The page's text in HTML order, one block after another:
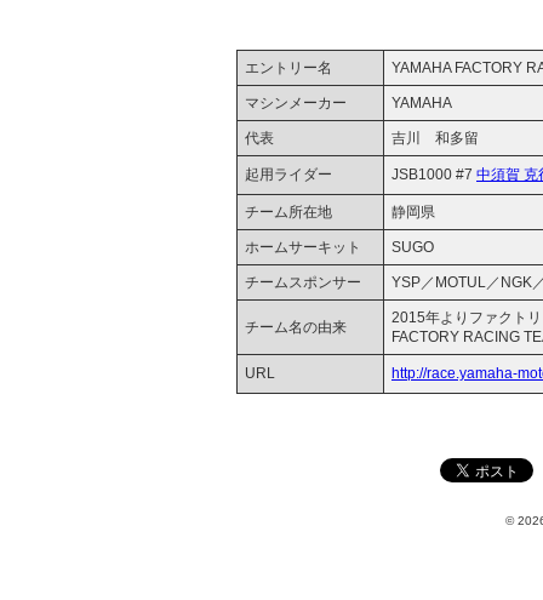
エントリー名 YAMAHA FACTORY
マシンメーカー YAMAHA
代表 吉川 和多留
起用ライダー JSB1000 #7 中須賀 克
チーム所在地 静岡県
ホームサーキット SUGO
チームスポンサー YSP／MOTUL／NGK
チーム名の由来
2015年よりファクト
FACTORY RACING
URL http://race.yamaha-
©